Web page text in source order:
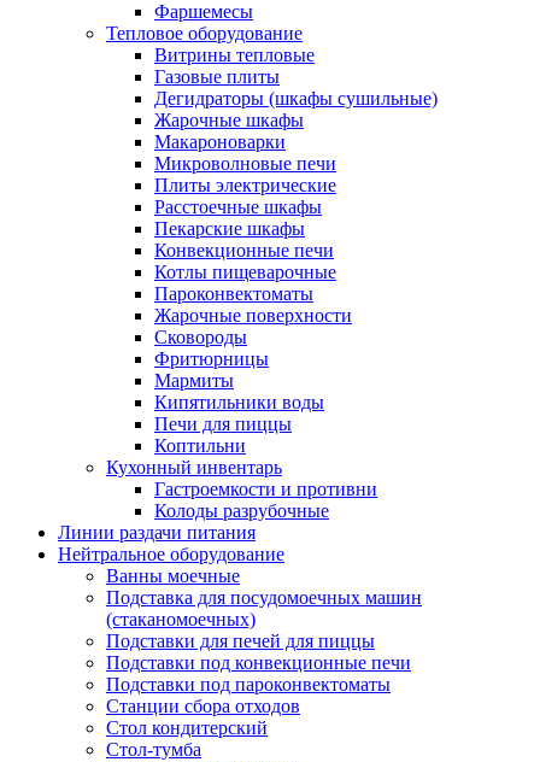
Фаршемесы
Тепловое оборудование
Витрины тепловые
Газовые плиты
Дегидраторы (шкафы сушильные)
Жарочные шкафы
Макароноварки
Микроволновые печи
Плиты электрические
Расстоечные шкафы
Пекарские шкафы
Конвекционные печи
Котлы пищеварочные
Пароконвектоматы
Жарочные поверхности
Сковороды
Фритюрницы
Мармиты
Кипятильники воды
Печи для пиццы
Коптильни
Кухонный инвентарь
Гастроемкости и противни
Колоды разрубочные
Линии раздачи питания
Нейтральное оборудование
Ванны моечные
Подставка для посудомоечных машин
(стаканомоечных)
Подставки для печей для пиццы
Подставки под конвекционные печи
Подставки под пароконвектоматы
Станции сбора отходов
Стол кондитерский
Стол-тумба